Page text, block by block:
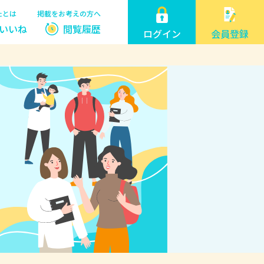
とは 掲載をお考えの方へ
いね 閲覧履歴 ログイン 会員登録